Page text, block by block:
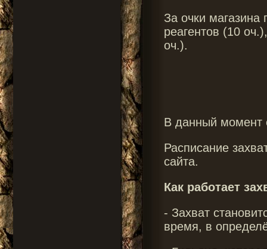
За очки магазина
реагентов (10
оч.).
В данный момент
Расписание
сайта.
Как работает
- Захват
время, в